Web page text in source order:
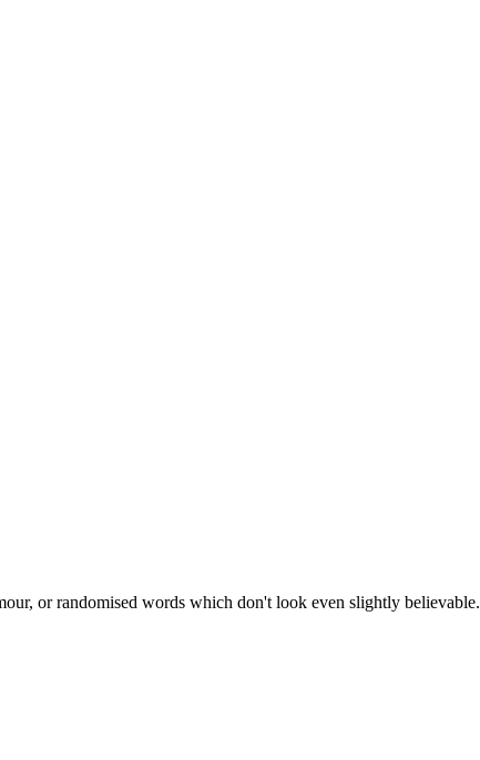
or randomised words which don't look even slightly believable.